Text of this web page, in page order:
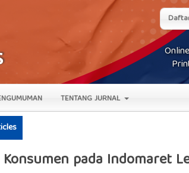
TENTANG JURNAL
pada Indomaret